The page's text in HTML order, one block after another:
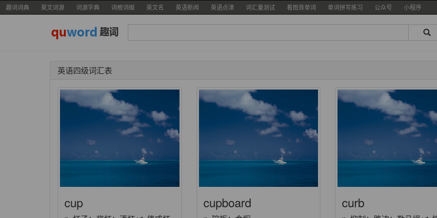
趣词词典 英文词源 词源字典 词根词缀 英文名 英语新闻 英语点津 词汇量测试 看图背单词 单词拼写练习 公众号 小程序
英语四级词汇表
cup cupboard curb